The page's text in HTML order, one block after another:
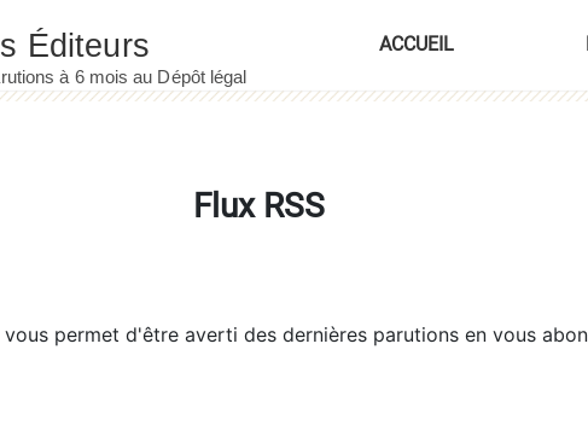
ACCUEIL
Flux RSS
vous permet d'être averti des dernières parutions en vous